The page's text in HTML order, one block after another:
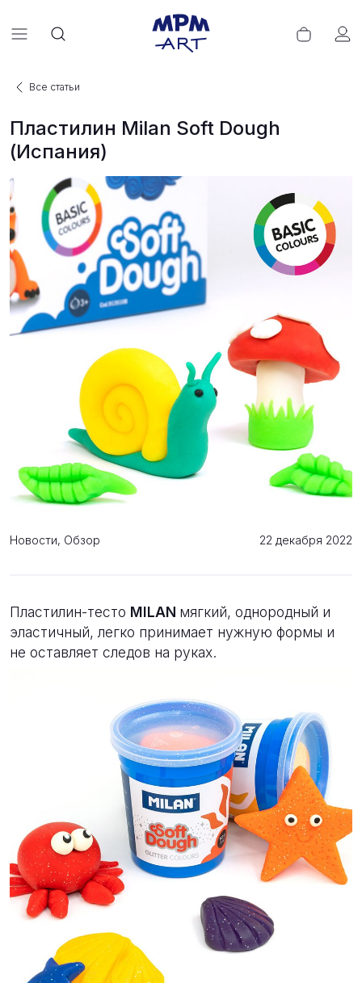
Все статьи
Пластилин Milan Soft Dough
(Испания)
Новости, Обзор 22 декабря 2022
Пластилин-тесто MILAN мягкий, однородный и
эластичный, легко принимает нужную формы и
не оставляет следов на руках.